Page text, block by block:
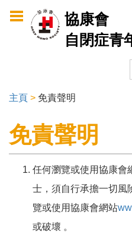
main
content
協康會
自閉症青
主頁 > 免責聲明
免責聲明
任何瀏覽或使用協康會
士，須自行承擔一切風
覽或使用協康會網站
或破壞 。